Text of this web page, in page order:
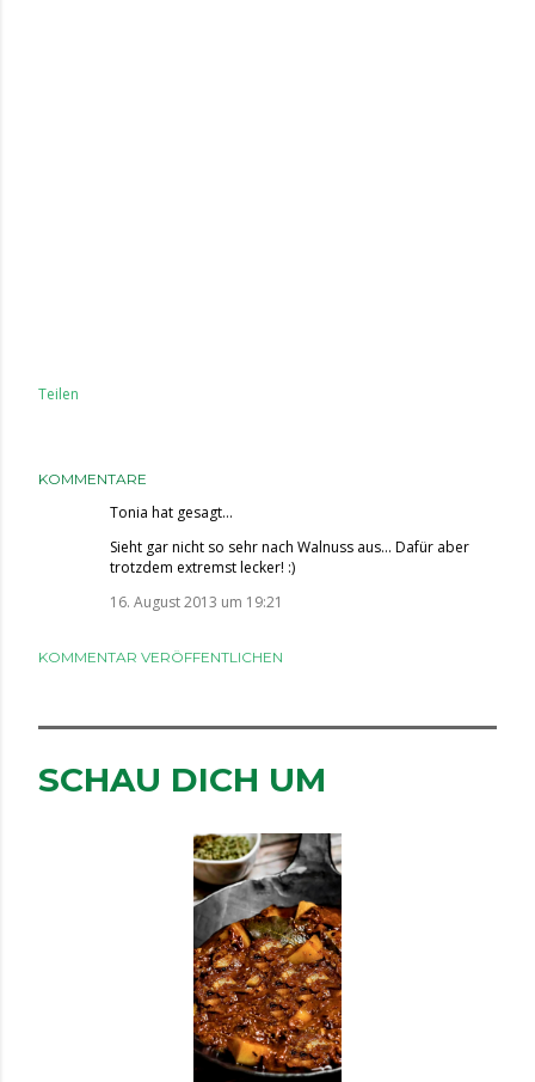
Teilen
KOMMENTARE
Tonia hat gesagt…
Sieht gar nicht so sehr nach Walnuss aus... Dafür aber
trotzdem extremst lecker! :)
16. August 2013 um 19:21
KOMMENTAR VERÖFFENTLICHEN
SCHAU DICH UM